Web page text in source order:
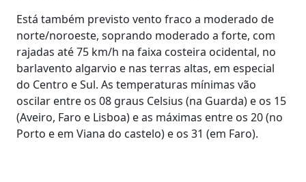
Está também previsto vento fraco a moderado de
norte/noroeste, soprando moderado a forte, com
rajadas até 75 km/h na faixa costeira ocidental, no
barlavento algarvio e nas terras altas, em especial
do Centro e Sul. As temperaturas mínimas vão
oscilar entre os 08 graus Celsius (na Guarda) e os 15
(Aveiro, Faro e Lisboa) e as máximas entre os 20 (no
Porto e em Viana do castelo) e os 31 (em Faro).